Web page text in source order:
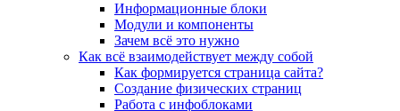
Информационные блоки
Модули и компоненты
Зачем всё это нужно
Как всё взаимодействует между собой
Как формируется страница сайта?
Создание физических страниц
Работа с инфоблоками